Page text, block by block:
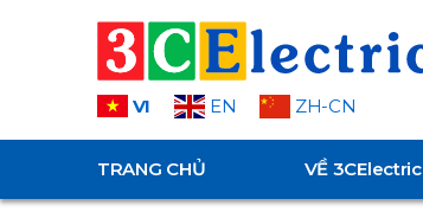
VI EN ZH-CN
TRANG CHỦ VỀ 3CElectric